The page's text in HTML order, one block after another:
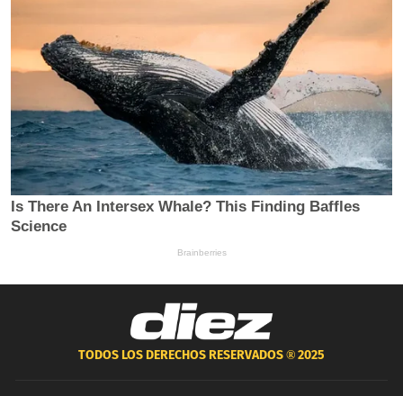
TODOS LOS DERECHOS RESERVADOS ®2025